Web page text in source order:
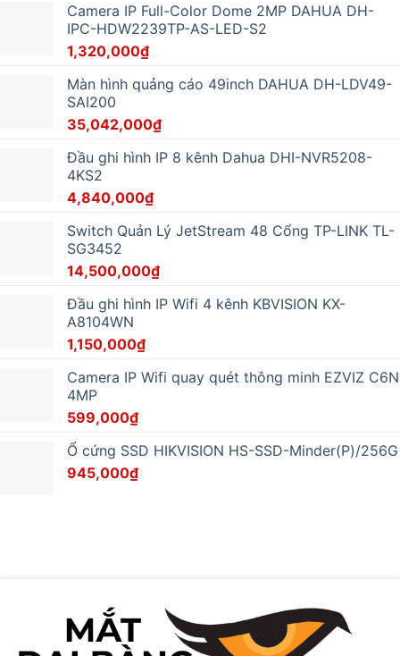
Camera IP Full-Color Dome 2MP DAHUA DH-
IPC-HDW2239TP-AS-LED-S2
1,320,000₫
Màn hình quảng cáo 49inch DAHUA DH-LDV49-
SAI200
35,042,000₫
Đầu ghi hình IP 8 kênh Dahua DHI-NVR5208-
4KS2
4,840,000₫
Switch Quản Lý JetStream 48 Cổng TP-LINK TL-
SG3452
14,500,000₫
Đầu ghi hình IP Wifi 4 kênh KBVISION KX-
A8104WN
1,150,000₫
Camera IP Wifi quay quét thông minh EZVIZ C6N
4MP
599,000₫
Ổ cứng SSD HIKVISION HS-SSD-Minder(P)/256G
945,000₫